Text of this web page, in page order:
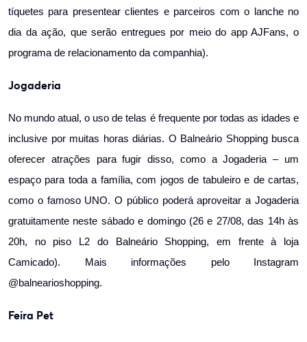
tíquetes para presentear clientes e parceiros com o lanche no
dia da ação, que serão entregues por meio do app AJFans, o
programa de relacionamento da companhia).
Jogaderia
No mundo atual, o uso de telas é frequente por todas as idades e
inclusive por muitas horas diárias. O Balneário Shopping busca
oferecer atrações para fugir disso, como a Jogaderia – um
espaço para toda a família, com jogos de tabuleiro e de cartas,
como o famoso UNO. O público poderá aproveitar a Jogaderia
gratuitamente neste sábado e domingo (26 e 27/08, das 14h às
20h, no piso L2 do Balneário Shopping, em frente à loja
Camicado). Mais informações pelo Instagram
@balnearioshopping.
Feira Pet